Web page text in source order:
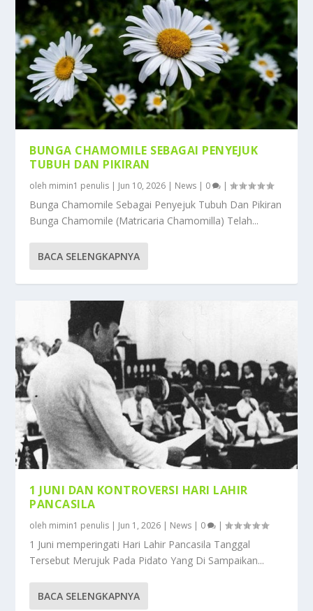
BUNGA CHAMOMILE SEBAGAI PENYEJUK
TUBUH DAN PIKIRAN
oleh mimin1 penulis | Jun 10, 2026 | News | 0 |
Bunga Chamomile Sebagai Penyejuk Tubuh Dan Pikiran
Bunga Chamomile (Matricaria Chamomilla) Telah...
BACA SELENGKAPNYA
1 JUNI DAN KONTROVERSI HARI LAHIR
PANCASILA
oleh mimin1 penulis Jun 1, 2026 News 0 |
1 Juni memperingati Hari Lahir Pancasila Tanggal
Tersebut Merujuk Pada Pidato Yang Di Sampaikan...
BACA SELENGKAPNYA